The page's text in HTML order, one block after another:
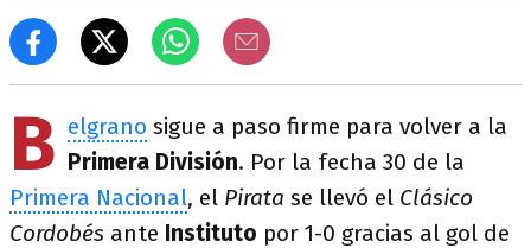
B elgrano sigue a paso firme para volver a la
Primera División. Por la fecha 30 de la
Primera Nacional, el Pirata se llevó el Clásico
Cordobés ante Instituto por 1-0 gracias al gol de